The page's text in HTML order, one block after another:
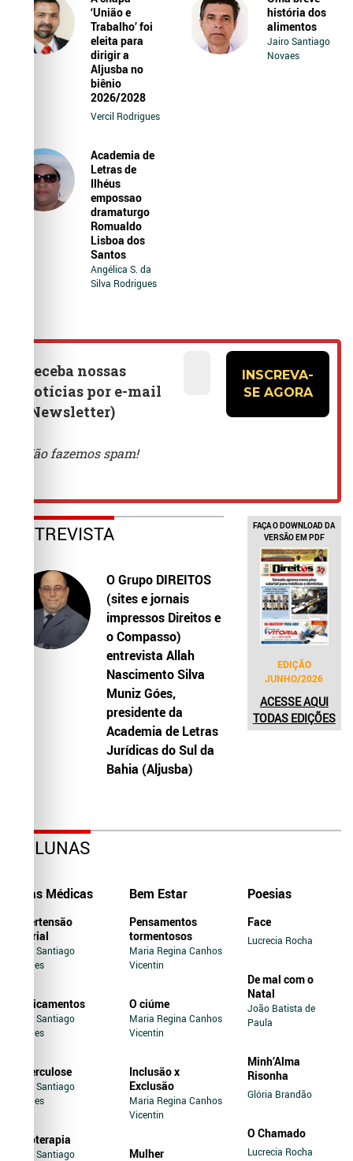
‘União e
Trabalho’ foi
eleita para
dirigir a
Aljusba no
biênio
2026/2028
Vercil Rodrigues
história dos
alimentos
Jairo Santiago
Novaes
Academia de
Letras de
Ilhéus
empossao
dramaturgo
Romualdo
Lisboa dos
Santos
Angélica S. da
Silva Rodrigues
ENTREVISTA
O Grupo DIREITOS
(sites e jornais
impressos Direitos e
o Compasso)
entrevista Allah
Nascimento Silva
Muniz Góes,
presidente da
Academia de Letras
Jurídicas do Sul da
Bahia (Aljusba)
FAÇA O DOWNLOAD DA
VERSÃO EM PDF
EDIÇÃO
JUNHO/2026
ACESSE AQUI
TODAS EDIÇÕES
COLUNAS
Dicas Médicas
Hipertensão
Arterial
Jairo Santiago
Novaes
Medicamentos
Jairo Santiago
Novaes
Tuberculose
Jairo Santiago
Novaes
Soroterapia
Jairo Santiago
Bem Estar
Pensamentos
tormentosos
Maria Regina Canhos
Vicentin
O ciúme
Maria Regina Canhos
Vicentin
Inclusão x
Exclusão
Maria Regina Canhos
Vicentin
Mulher
Poesias
Face
Lucrecia Rocha
De mal com o
Natal
João Batista de
Paula
Minh’Alma
Risonha
Glória Brandão
O Chamado
Lucrecia Rocha